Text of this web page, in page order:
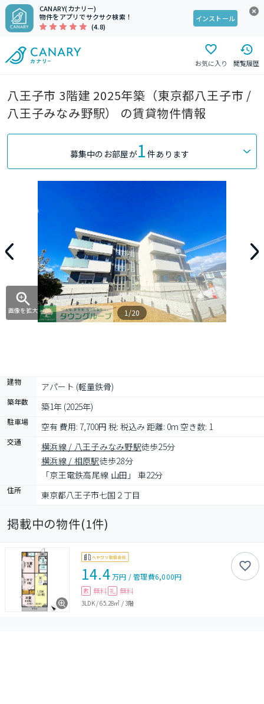
CANARY(カナリー)
物件をアプリでサクサク検索！
(4.8)
インストール
お気に入り 閲覧履歴
八王子市 3階建 2025年築（東京都八王子市 /
八王子みなみ野駅） の賃貸物件情報
募集中のお部屋が1 件あります
画像を拡大 1/20
建物 アパート (軽量鉄骨)
築年数 築1年 (2025年)
駐車場 空有 費用: 7,700円 税: 税込み 距離: 0m 空き数: 1
交通 横浜線 / 八王子みなみ野駅徒歩25分
横浜線 / 相原駅徒歩28分
「京王電鉄高尾線 山田」 車22分
住所 東京都八王子市七国２丁目
掲載中の物件(1件)
14.4万円 /管理費6,000円
敷 無料 礼 無料
3LDK/65.28㎡ /3階